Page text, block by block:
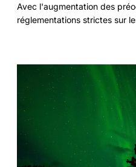
Avec l'augmentation des
réglementations strictes sur